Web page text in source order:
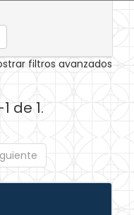
filtros avanzados
de 1.